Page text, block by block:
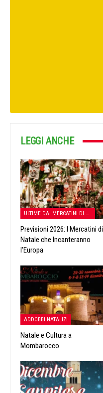
LEGGI ANCHE
ULTIME DAI MERCATINI DI NATALE
Previsioni 2026: I Mercatini di
Natale che Incanteranno
l’Europa
ADDOBBI NATALIZI
Natale e Cultura a
Mombarocco